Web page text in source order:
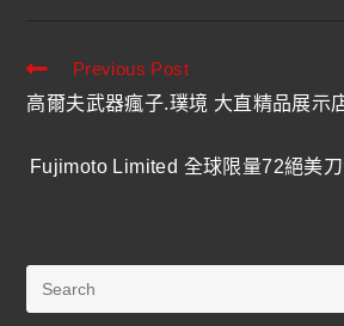
Previous Post
高爾夫武器瘋子.璞境 大直精品展示
Fujimoto Limited 全球限量72絕美